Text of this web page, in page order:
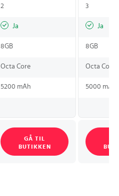
2 3
Ja Ja
8GB 8GB
Octa Core Octa Core
5200 mAh 5000 mAh
GÅ TIL
BUTIKKEN